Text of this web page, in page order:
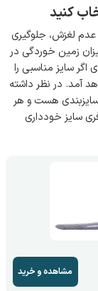
کنید
عدم لغزش، جلوگیری
زمین خوردگی در
سایز مناسبی را
آمد. در نظر داشته
سایزبندی هست و هر
سایز خودداری
مشاهده و خرید